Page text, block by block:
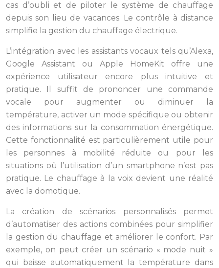
cas d’oubli et de piloter le système de chauffage
depuis son lieu de vacances. Le contrôle à distance
simplifie la gestion du chauffage électrique.
L’intégration avec les assistants vocaux tels qu’Alexa,
Google Assistant ou Apple HomeKit offre une
expérience utilisateur encore plus intuitive et
pratique. Il suffit de prononcer une commande
vocale pour augmenter ou diminuer la
température, activer un mode spécifique ou obtenir
des informations sur la consommation énergétique.
Cette fonctionnalité est particulièrement utile pour
les personnes à mobilité réduite ou pour les
situations où l’utilisation d’un smartphone n’est pas
pratique. Le chauffage à la voix devient une réalité
avec la domotique.
La création de scénarios personnalisés permet
d’automatiser des actions combinées pour simplifier
la gestion du chauffage et améliorer le confort. Par
exemple, on peut créer un scénario « mode nuit »
qui baisse automatiquement la température dans